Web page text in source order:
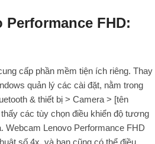
Performance FHD:
cấp phần mềm tiện ích riêng. Thay
quản lý các cài đặt, nằm trong
& thiết bị > Camera > [tên
các tùy chọn điều khiển độ tương
Webcam Lenovo Performance FHD